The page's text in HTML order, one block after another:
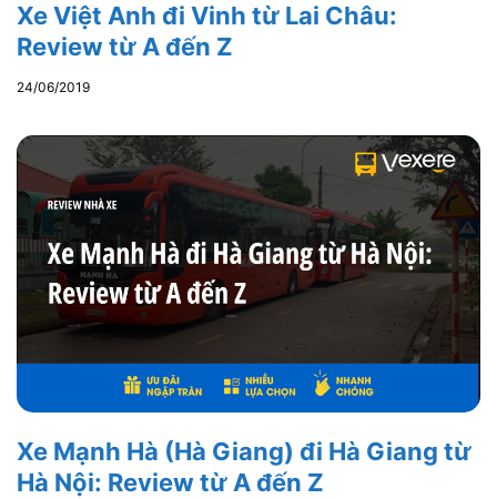
Xe Việt Anh đi Vinh từ Lai Châu:
Review từ A đến Z
24/06/2019
Xe Mạnh Hà (Hà Giang) đi Hà Giang từ
Hà Nội: Review từ A đến Z